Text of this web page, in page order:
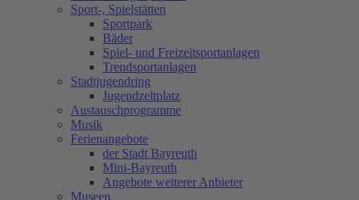
Sport-, Spielstätten
Sportpark
Bäder
Spiel- und Freizeitsportanlagen
Trendsportanlagen
Stadtjugendring
Jugendzeltplatz
Austauschprogramme
Musik
Ferienangebote
der Stadt Bayreuth
Mini-Bayreuth
Angebote weiterer Anbieter
Museen